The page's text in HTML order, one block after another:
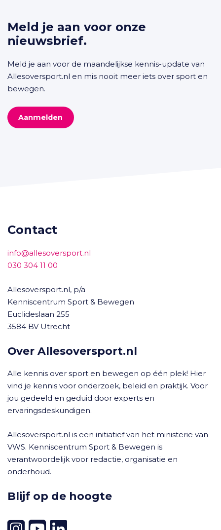
Meld je aan voor onze
nieuwsbrief.
Meld je aan voor de maandelijkse kennis-update van
Allesoversport.nl en mis nooit meer iets over sport en
bewegen.
Aanmelden
Contact
info@allesoversport.nl
030 304 11 00
Allesoversport.nl, p/a
Kenniscentrum Sport & Bewegen
Euclideslaan 255
3584 BV Utrecht
Over Allesoversport.nl
Alle kennis over sport en bewegen op één plek! Hier
vind je kennis voor onderzoek, beleid en praktijk. Voor
jou gedeeld en geduid door experts en
ervaringsdeskundigen.
Allesoversport.nl is een initiatief van het ministerie van
VWS. Kenniscentrum Sport & Bewegen is
verantwoordelijk voor redactie, organisatie en
onderhoud.
Blijf op de hoogte